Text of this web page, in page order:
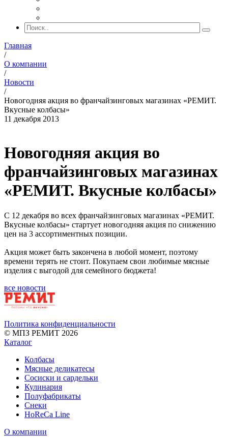
Главная
/
О компании
/
Новости
/
Новогодняя акция во франчайзинговых магазинах «РЕМИТ.
Вкусные колбасы»
11 декабря 2013
Новогодняя акция во
франчайзинговых магазинах
«РЕМИТ. Вкусные колбасы»
С 12 декабря во всех франчайзинговых магазинах «РЕМИТ.
Вкусные колбасы» стартует новогодняя акция по снижению
цен на 3 ассортиментных позиции.
Акция может быть закончена в любой момент, поэтому
времени терять не стоит. Покупаем свои любимые мясные
изделия с выгодой для семейного бюджета!
все новости
Политика конфиденциальности
© МПЗ РЕМИТ 2026
Каталог
Колбасы
Мясные деликатесы
Сосиски и сардельки
Кулинария
Полуфабрикаты
Снеки
HoReCa Line
О компании